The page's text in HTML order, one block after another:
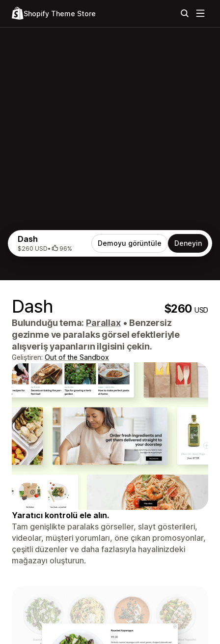
Shopify Theme Store
Dash
$260 USD• 96%
Demoyu görüntüle Deneyin
Dash $260USD
Bulunduğu tema: Parallax • Benzersiz
gezinme ve paralaks görsel efektleriyle
alışveriş yapanların ilgisini çekin.
Geliştiren: Out of the Sandbox
Yaratıcı kontrolü ele alın.
Tam genişlikte paralaks görseller, slayt gösterileri,
videolar, müşteri yorumları, öne çıkan promosyonlar,
çeşitli düzenler ve daha fazlasıyla hayalinizdeki
mağazayı oluşturun.